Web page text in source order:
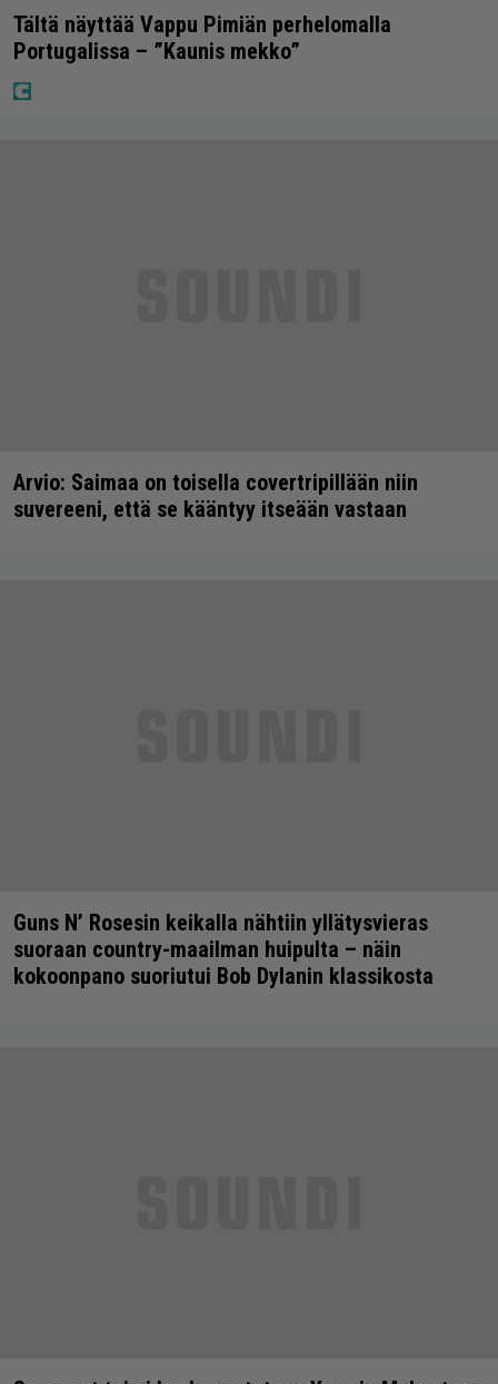
Tältä näyttää Vappu Pimiän perhelomalla
Portugalissa – ”Kaunis mekko”
Arvio: Saimaa on toisella covertripillään niin
suvereeni, että se kääntyy itseään vastaan
Guns N’ Rosesin keikalla nähtiin yllätysvieras
suoraan country-maailman huipulta – näin
kokoonpano suoriutui Bob Dylanin klassikosta